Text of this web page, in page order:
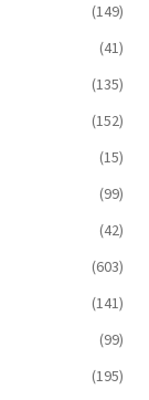
(149)
(41)
(135)
(152)
(15)
(99)
(42)
(603)
(141)
(99)
(195)